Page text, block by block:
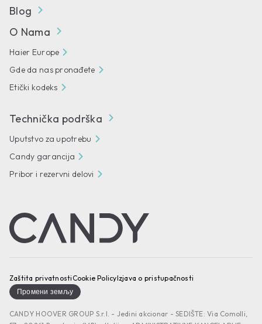
Blog
O Nama
Haier Europe
Gde da nas pronađete
Etički kodeks
Technička podrška
Uputstvo za upotrebu
Candy garancija
Pribor i rezervni delovi
CANDY HOOVER GROUP S.r.I. - Jedini akcionar - SEDIŠTE: Via Comolli,
Zaštita privatnostiCookie PolicyIzjava o pristupačnosti
Промени земљу